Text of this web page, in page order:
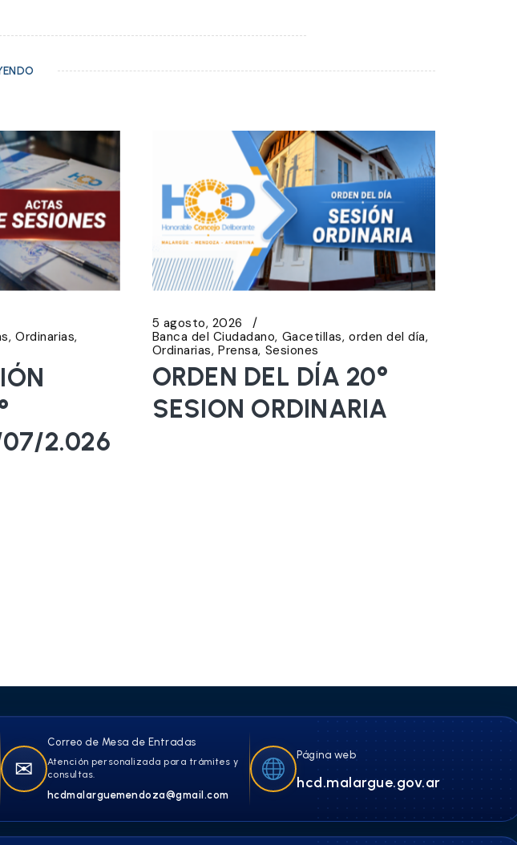
Ordinarias
07/2.026
5 agosto, 2026
Banca del Ciudadano Gacetillas orden del día
Ordinarias Prensa Sesiones
ORDEN DEL DÍA 20°
SESION ORDINARIA
✉
Correo de Mesa de Entradas
Atención personalizada para trámites y
consultas.
hcdmalarguemendoza@gmail.com
Página web
hcd.malargue.gov.ar